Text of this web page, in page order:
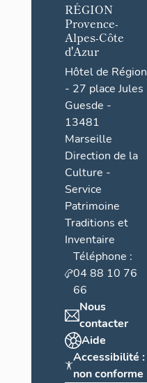
RÉGION
Provence-
Alpes-Côte
d'Azur
Hôtel de Région
- 27 place Jules
Guesde -
13481
Marseille
Direction de la
Culture -
Service
Patrimoine
Traditions et
Inventaire
Téléphone :
04 88 10 76
66
Nous
contacter
Aide
Accessibilité :
non conforme